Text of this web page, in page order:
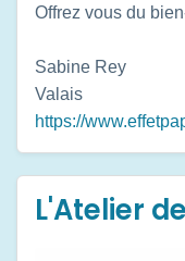
Offrez vous du
Sabine Rey
Valais
https://
L'Atelier